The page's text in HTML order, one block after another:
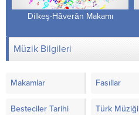
Dilkeş-Hâverân Makamı
Müzik Bilgileri
Makamlar Fasıllar
Besteciler Tarihi Türk Müziği